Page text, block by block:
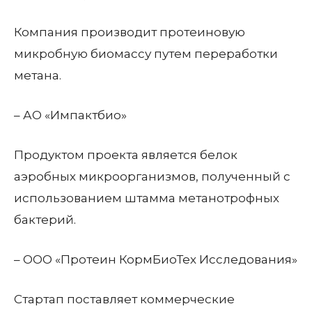
Компания производит протеиновую
микробную биомассу путем переработки
метана.
– АО «Импактбио»
Продуктом проекта является белок
аэробных микроорганизмов, полученный с
использованием штамма метанотрофных
бактерий.
– ООО «Протеин КормБиоТех Исследования»
Стартап поставляет коммерческие